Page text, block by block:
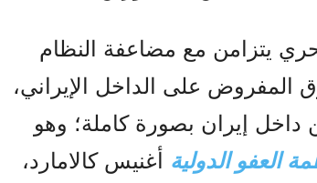
يتزامن مع مضاعفة النظام
المفروض على الداخل الإيراني،
إيران بصورة كاملة؛ وهو
العفو الدولية أغنيس كالامارد،